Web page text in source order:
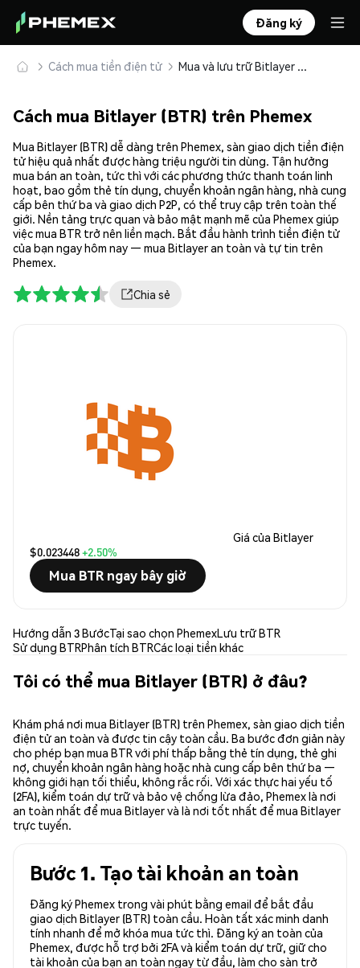
Đăng ký
Cách mua tiền điện tử Mua và lưu trữ Bitlayer (BTR) an toàn
Cách mua Bitlayer (BTR) trên Phemex
Mua Bitlayer (BTR) dễ dàng trên Phemex, sàn giao dịch tiền điện
tử hiệu quả nhất được hàng triệu người tin dùng. Tận hưởng
mua bán an toàn, tức thì với các phương thức thanh toán linh
hoạt, bao gồm thẻ tín dụng, chuyển khoản ngân hàng, nhà cung
cấp bên thứ ba và giao dịch P2P, có thể truy cập trên toàn thế
giới. Nền tảng trực quan và bảo mật mạnh mẽ của Phemex giúp
việc mua BTR trở nên liền mạch. Bắt đầu hành trình tiền điện tử
của bạn ngay hôm nay — mua Bitlayer an toàn và tự tin trên
Phemex.
Chia sẻ
Giá của Bitlayer
$0.023448+2.50%
Mua BTR ngay bây giờ
Hướng dẫn 3 BướcTại sao chọn PhemexLưu trữ BTR
Sử dụng BTRPhân tích BTRCác loại tiền khác
Tôi có thể mua Bitlayer (BTR) ở đâu?
Khám phá nơi mua Bitlayer (BTR) trên Phemex, sàn giao dịch tiền
điện tử an toàn và được tin cậy toàn cầu. Ba bước đơn giản này
cho phép bạn mua BTR với phí thấp bằng thẻ tín dụng, thẻ ghi
nợ, chuyển khoản ngân hàng hoặc nhà cung cấp bên thứ ba —
không giới hạn tối thiểu, không rắc rối. Với xác thực hai yếu tố
(2FA), kiểm toán dự trữ và bảo vệ chống lừa đảo, Phemex là nơi
an toàn nhất để mua Bitlayer và là nơi tốt nhất để mua Bitlayer
trực tuyến.
Bước 1. Tạo tài khoản an toàn
Đăng ký Phemex trong vài phút bằng email để bắt đầu
giao dịch Bitlayer (BTR) toàn cầu. Hoàn tất xác minh danh
tính nhanh để mở khóa mua tức thì. Đăng ký an toàn của
Phemex, được hỗ trợ bởi 2FA và kiểm toán dự trữ, giữ cho
tài khoản của bạn an toàn ngay từ đầu, làm cho sàn trở